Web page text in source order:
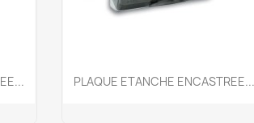
Aperçu rapide
PLAQUE ETANCHE ENCASTREE...